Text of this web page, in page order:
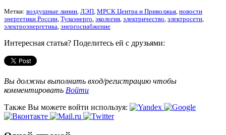
Метки: воздушные линии, ЛЭП, МРСК Центра и Приволжья, новости
энергетики России, Тулаэнерго, экология, электричество, электросети,
электроэнергетика, энергоснабжение
Интересная статья? Поделитесь ей с друзьями:
Вы должны выполнить вход/регистрацию чтобы
комментировать Войти
Также Вы можете войти используя: